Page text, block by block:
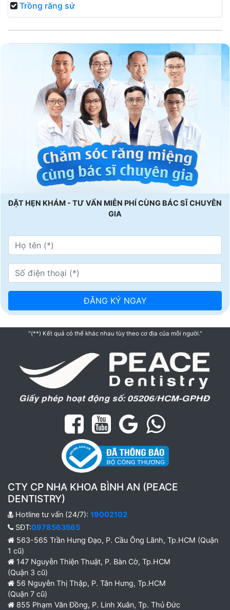
Trồng răng sứ
ĐẶT HẸN KHÁM - TƯ VẤN MIỄN PHÍ CÙNG BÁC SĨ CHUYÊN
GIA
"(**) Kết quả có thể khác nhau tùy theo cơ địa của mỗi người."
CTY CP NHA KHOA BÌNH AN (PEACE
DENTISTRY)
Hotline tư vấn (24/7): 19002102
SĐT:0978563565
563-565 Trần Hưng Đạo, P. Cầu Ông Lãnh, Tp.HCM (Quận
1 cũ)
147 Nguyễn Thiện Thuật, P. Bàn Cờ, Tp.HCM
(Quận 3 cũ)
56 Nguyễn Thị Thập, P. Tân Hưng, Tp.HCM
(Quận 7 cũ)
855 Phạm Văn Đồng, P. Linh Xuân, Tp. Thủ Đức